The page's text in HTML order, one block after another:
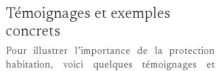
Témoignages et exemples
concrets
Pour illustrer l’importance de la protection
habitation, voici quelques témoignages et